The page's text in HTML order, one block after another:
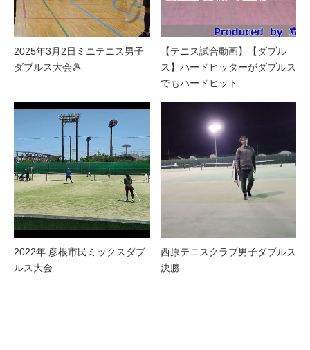
2025年3月2日ミニテニス男子
ダブルス大会🎾
【テニス試合動画】【ダブル
ス】ハードヒッターがダブルス
でもハードヒット…
2022年 彦根市民ミックスダブ
ルス大会
西原テニスクラブ男子ダブルス
決勝